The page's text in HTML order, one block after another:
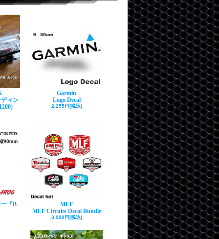
ィン
Garmin
Logo Decal
2,255円(税込)
「B-
MLF
MLF Circuits Decal Bundle
3,960円(税込)